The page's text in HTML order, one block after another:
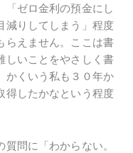
「ゼロ金利の預金にし
減りしてしまう」程度
らえません。ここは書
しいことをやさしく書
かくいう私も３０年か
得したかなという程度
問に「わからない。